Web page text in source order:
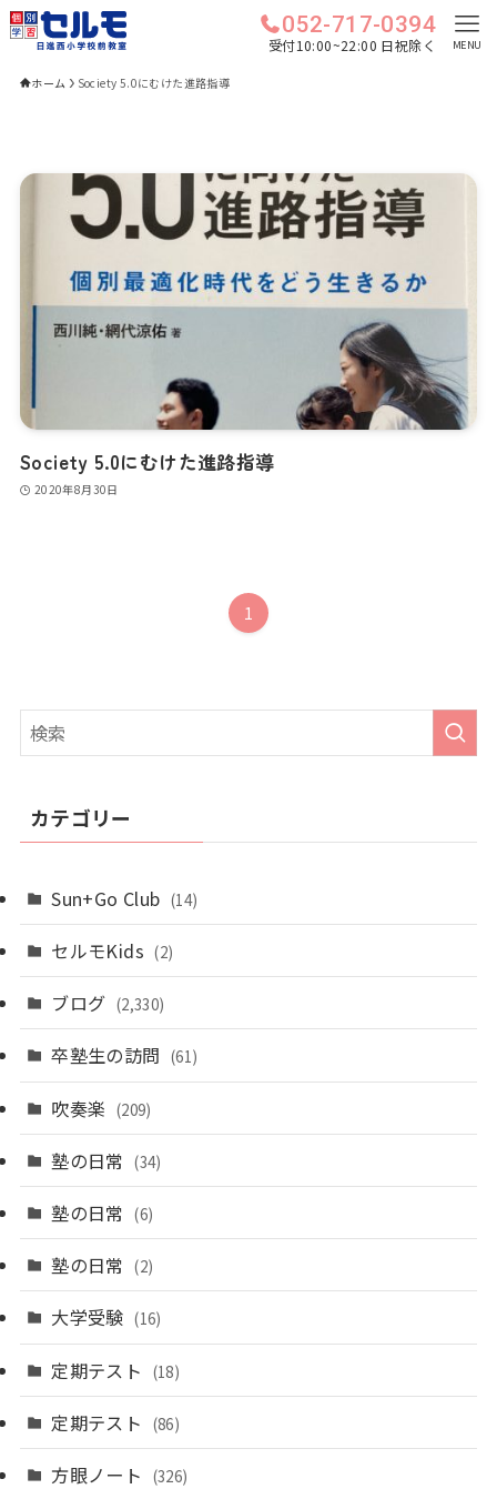
052-717-0394
受付10:00~22:00 日祝除く MENU
ホーム Society 5.0にむけた進路指導
Society 5.0にむけた進路指導
2020年8月30日
1
カテゴリー
Sun+Go Club (14)
セルモKids (2)
ブログ (2,330)
卒塾生の訪問 (61)
吹奏楽 (209)
塾の日常 (34)
塾の日常 (6)
塾の日常 (2)
大学受験 (16)
定期テスト (18)
定期テスト (86)
方眼ノート (326)